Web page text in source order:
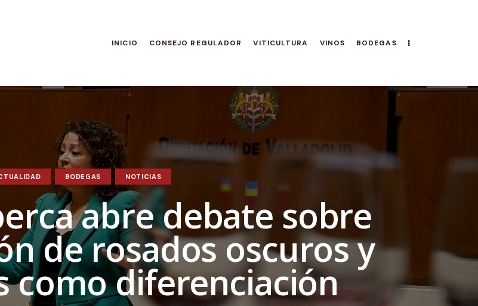
INICIO CONSEJO REGULADOR VITICULTURA VINOS BODEGAS
BODEGAS NOTICIAS
abre debate sobre
de rosados oscuros y
como diferenciación